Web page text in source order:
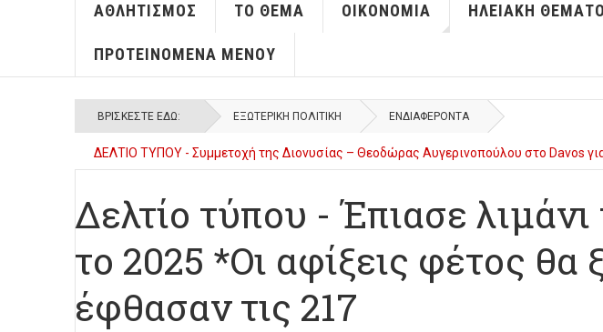
ΑΘΛΗΤΙΣΜΌΣ ΤΟ ΘΈΜΑ ΟΙΚΟΝΟΜΊΑ ΗΛΕΙΑΚΉ
ΠΡΟΤΕΙΝΌΜΕΝΑ ΜΕΝΟΎ
ΒΡΊΣΚΕΣΤΕ ΕΔΏ: ΕΞΩΤΕΡΙΚΉ ΠΟΛΙΤΙΚΉ ΕΝΔΙΑΦΈΡΟΝΤΑ
ΔΕΛΤΙΟ ΤΥΠΟΥ - Συμμετοχή της Διονυσίας – Θεοδώρας Αυγερινοπούλου στο Davos
Δελτίο τύπου - 2ο Γυμνάσιο Πύργου - Υλοποίηση Εργαστηρίου στο πλαίσιο του 27ου
Δελτίο τύπου - Έπιασε
το 2025 *Οι αφίξεις φέτος
έφθασαν τις 217